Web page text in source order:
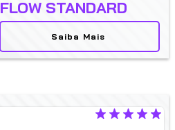
FLOW STANDARD
Saiba Mais
la calificación